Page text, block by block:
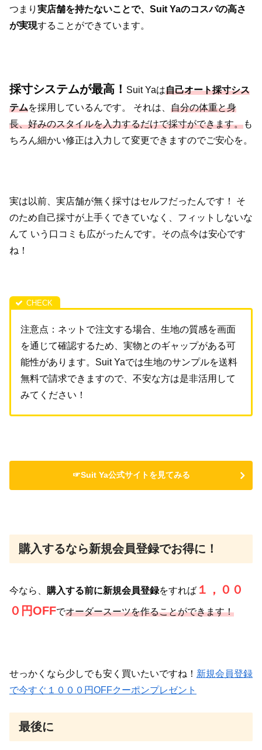
つまり 実店舗を持たないことで、Suit Yaのコスパの高さ
が実現することができています。
採寸システムが最高！ Suit Yaは自己オート採寸シス
テムを採用しているんです。 それは、 自分の体重と身
長、好みのスタイルを入力するだけで採寸ができます。も
ちろん細かい修正は入力して変更できますのでご安心を。
実は以前、実店舗が無く採寸はセルフだったんです！
そ
のため自己採寸が上手くできていなく、フィットしないな
んて いう口コミも広がったんです。その点今は安心です
ね！
注意点：ネットで注文する場合、生地の質感を画面
を通じて確認するため、実物とのギャップがある可
能性があります。Suit Yaでは生地のサンプルを送料
無料で請求できますので、不安な方は是非活用して
みてください！
☞Suit Ya公式サイトを見てみる
購入するなら新規会員登録でお得に！
今なら、 購入する前に新規会員登録をすれば １，００
０円OFFでオーダースーツを作ることができます！
せっかくなら少しでも安く買いたいですね！ 新規会員登録
で今すぐ１０００円OFFクーポンプレゼント
最後に